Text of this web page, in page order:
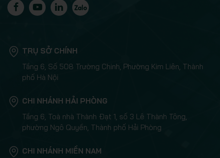
TRỤ SỞ CHÍNH
Tầng 6, Số 508 Trường Chinh, Phường Kim Liên, Thành
phố Hà Nội
CHI NHÁNH HẢI PHÒNG
Tầng 6, Toà nhà Thành Đạt 1, số 3 Lê Thành Tông,
phường Ngô Quyền, Thành phố Hải Phòng
CHI NHÁNH MIỀN NAM